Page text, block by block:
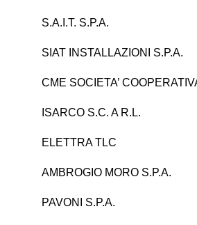
S.A.I.T. S.P.A.
SIAT INSTALLAZIONI S.P.A.
CME SOCIETA’
ISARCO S.C. A R.L.
ELETTRA TLC
AMBROGIO MORO S.P.A.
PAVONI S.P.A.